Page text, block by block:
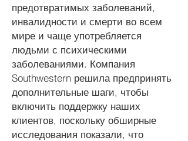
предотвратимых заболеваний,
инвалидности и смерти во всем
мире и чаще употребляется
людьми с психическими
заболеваниями. Компания
Southwestern решила предпринять
дополнительные шаги, чтобы
включить поддержку наших
клиентов, поскольку обширные
исследования показали, что